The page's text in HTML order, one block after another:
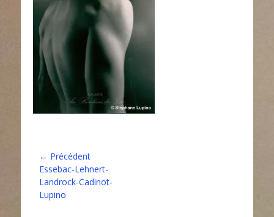
Navigation
de
l’article
← Précédent
Article
précédent :
Essebac-Lehnert-
Landrock-Cadinot-
Lupino